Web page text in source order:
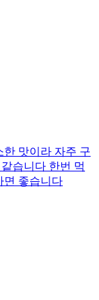
맛이라 자주 구
습니다 한번 먹
면 좋습니다